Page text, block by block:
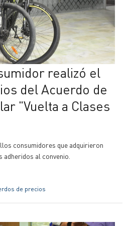
del Acuerdo de
"Vuelta a Clases
consumidores que adquirieron
al convenio.
de precios